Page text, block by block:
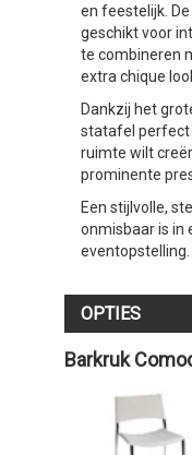
en feestelijk.
geschikt voor
te combineren
extra chique
Dankzij het
statafel perfect
ruimte wilt
prominente
Een stijlvolle,
onmisbaar is in
eventopstelling.
OPTIES
Barkruk